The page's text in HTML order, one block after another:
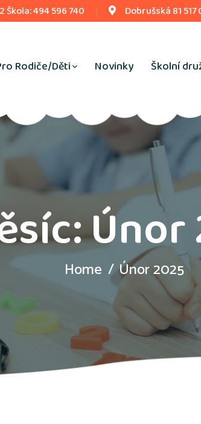
Škola: 494 596 740 Dobrušská 81 517
Rodiče/Děti Novinky Školní
Únor
Home Únor 2025